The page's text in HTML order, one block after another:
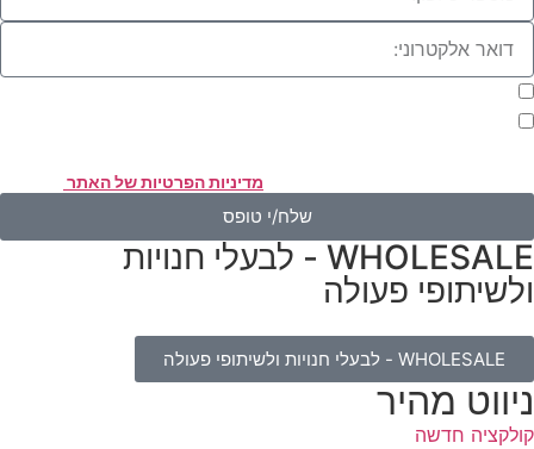
מדיניות הפרטיות של האתר
שלח/י טופס
WHOLESALE - לבעלי חנויות
ולשיתופי פעולה
WHOLESALE - לבעלי חנויות ולשיתופי פעולה
ניווט מהיר
קולקציה חדשה